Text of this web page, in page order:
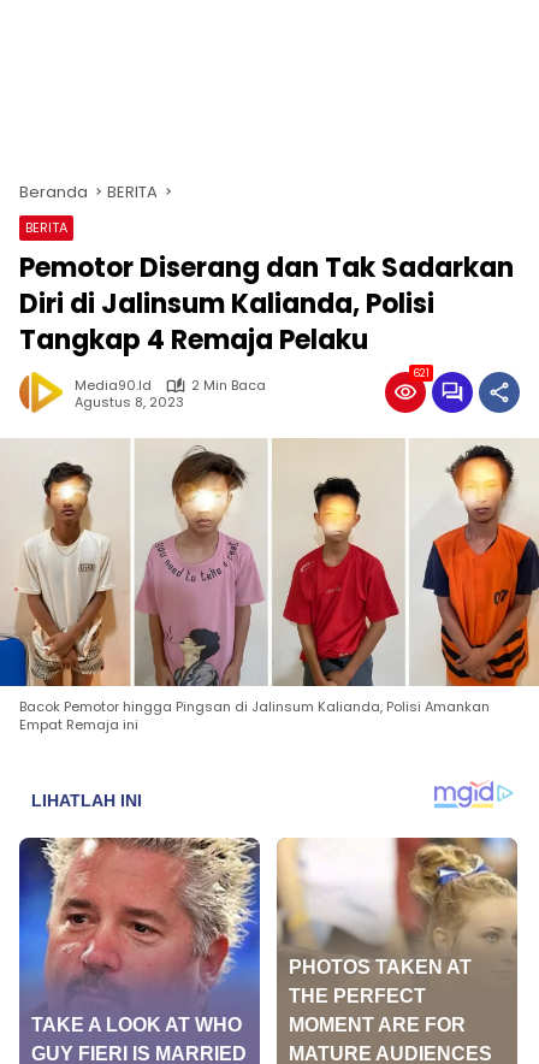
Beranda BERITA
BERITA
Pemotor Diserang dan Tak Sadarkan
Diri di Jalinsum Kalianda, Polisi
Tangkap 4 Remaja Pelaku
Media90.id
2 Min Baca
Agustus 8, 2023
621
Bacok Pemotor hingga Pingsan di Jalinsum Kalianda, Polisi Amankan
Empat Remaja ini